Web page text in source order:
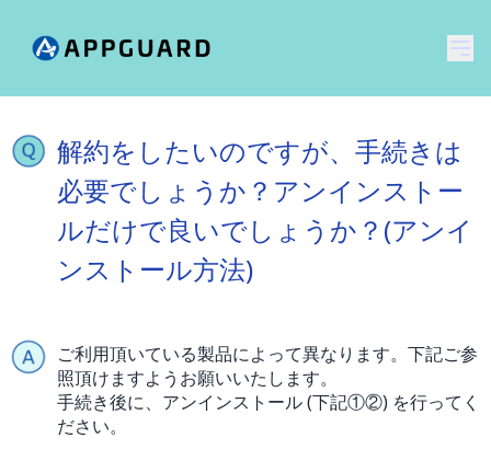
メ
解約をしたいのですが、手続きは
必要でしょうか？アンインストー
ルだけで良いでしょうか？(アンイ
ンストール方法)
ご利用頂いている製品によって異なります。下記ご参
照頂けますようお願いいたします。
手続き後に、アンインストール (下記①②) を行ってく
ださい。